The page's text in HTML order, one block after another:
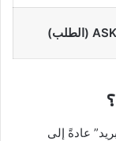
ASK (الطلب)
عادةً إلى